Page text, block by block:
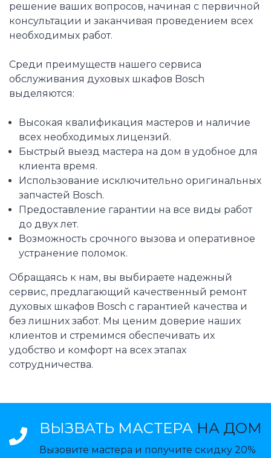
решение ваших вопросов, начиная с первичной
консультации и заканчивая проведением всех
необходимых работ.
Среди преимуществ нашего сервиса
обслуживания духовых шкафов Bosch
выделяются:
Высокая квалификация мастеров и наличие
всех необходимых лицензий.
Быстрый выезд мастера на дом в удобное для
клиента время.
Использование исключительно оригинальных
запчастей Bosch.
Предоставление гарантии на все виды работ
до двух лет.
Возможность срочного вызова и оперативное
устранение поломок.
Обращаясь к нам, вы выбираете надежный
сервис, предлагающий качественный ремонт
духовых шкафов Bosch с гарантией качества и
без лишних забот. Мы ценим доверие наших
клиентов и стремимся обеспечивать их
удобство и комфорт на всех этапах
сотрудничества.
ВЫЗВАТЬ МАСТЕРА НА ДОМ
Вызовите мастера и получите скидку 20%